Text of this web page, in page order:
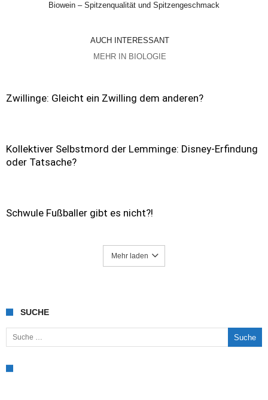
Biowein – Spitzenqualität und Spitzengeschmack
AUCH INTERESSANT
MEHR IN BIOLOGIE
Zwillinge: Gleicht ein Zwilling dem anderen?
Kollektiver Selbstmord der Lemminge: Disney-Erfindung
oder Tatsache?
Schwule Fußballer gibt es nicht?!
Mehr laden
SUCHE
Suche nach: